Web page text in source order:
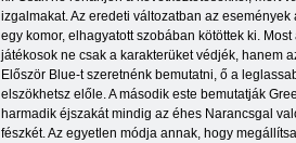
izgalmakat. Az eredeti változatban az
egy komor, elhagyatott szobában kötöttek ki.
játékosok ne csak a karakterüket védjék, hanem
Először Blue-t szeretnénk bemutatni, ő a
elszökhetsz előle. A második este bemutatják
harmadik éjszakát mindig az éhes Narancsgal
fészkét. Az egyetlen módja annak, hogy